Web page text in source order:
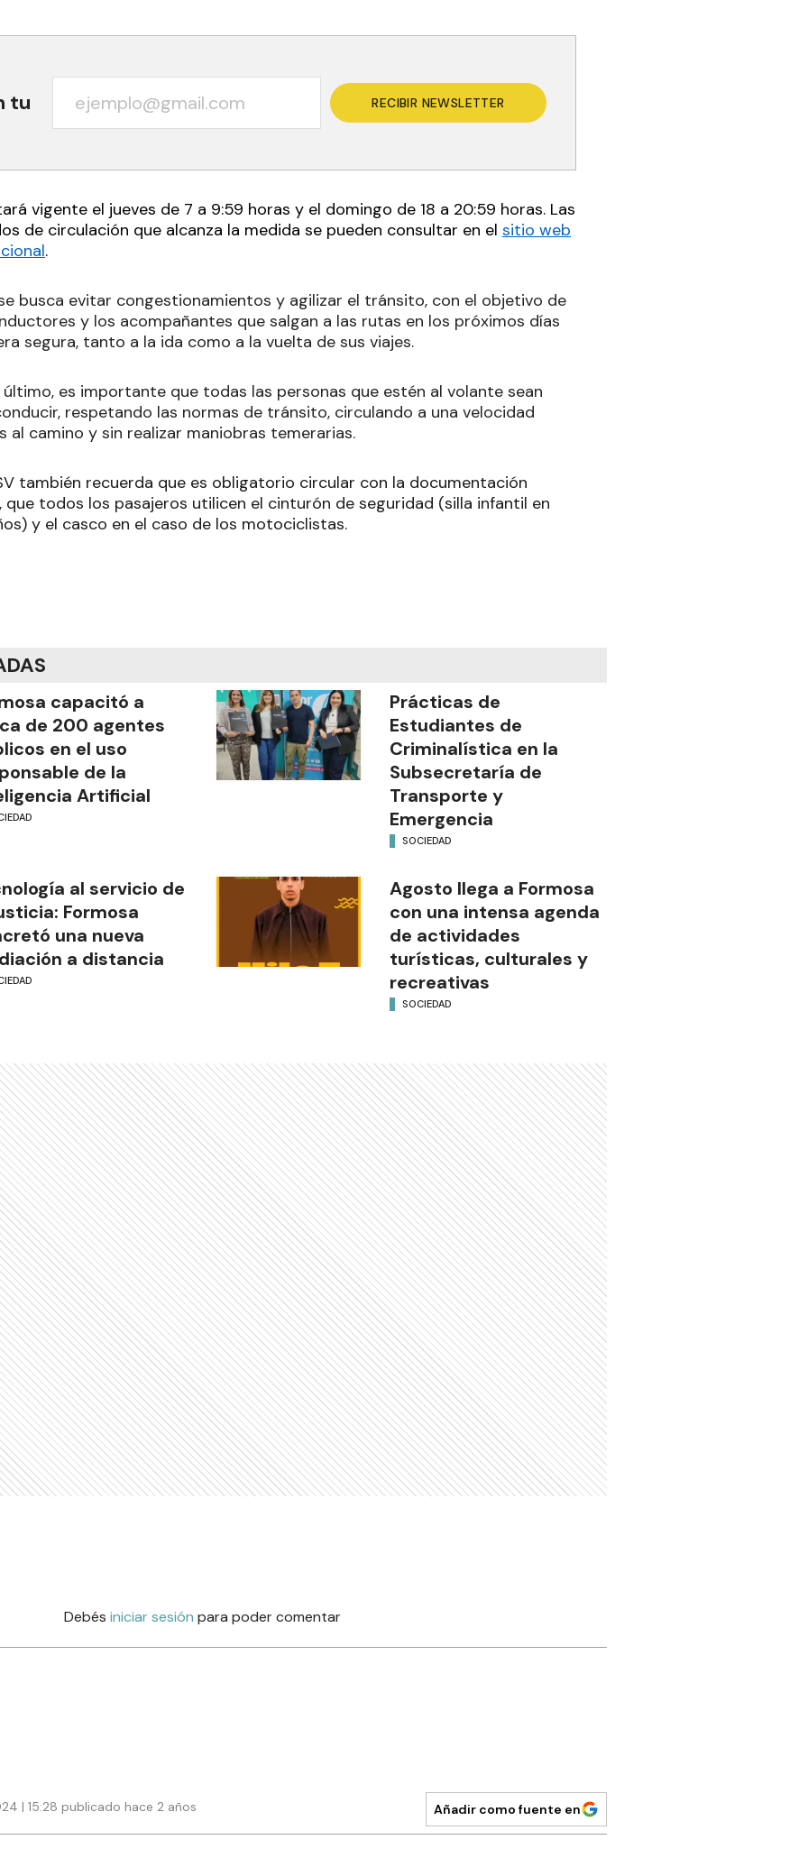
tu RECIBIR NEWSLETTER
vigente el jueves de 7 a 9:59 horas y el domingo de 18 a 20:59 horas. Las
de circulación que alcanza la medida se pueden consultar en el sitio web
.
busca evitar congestionamientos y agilizar el tránsito, con el objetivo de
y los acompañantes que salgan a las rutas en los próximos días
segura, tanto a la ida como a la vuelta de sus viajes.
es importante que todas las personas que estén al volante sean
respetando las normas de tránsito, circulando a una velocidad
al camino y sin realizar maniobras temerarias.
también recuerda que es obligatorio circular con la documentación
que todos los pasajeros utilicen el cinturón de seguridad (silla infantil en
y el casco en el caso de los motociclistas.
capacitó a
de 200 agentes
en el uso
de la
Artificial
Prácticas de
Estudiantes de
Criminalística en la
Subsecretaría de
Transporte y
Emergencia
SOCIEDAD
al servicio de
Formosa
una nueva
a distancia
Agosto llega a Formosa
con una intensa agenda
de actividades
turísticas, culturales y
recreativas
SOCIEDAD
Debés iniciar sesión para poder comentar
| 15:28 publicado hace 2 años Añadir como fuente en